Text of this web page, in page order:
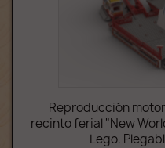
Reproducción
recinto ferial "New
Lego.